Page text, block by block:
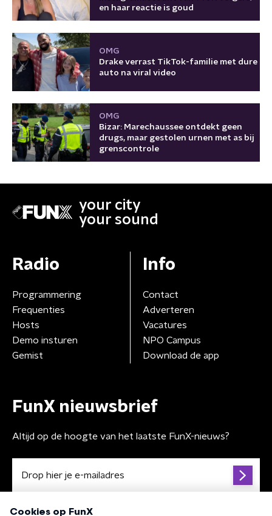
en haar reactie is goud
OMG
Drake verrast TikTok-familie met dure
auto na viral video
OMG
Bizar: Marechaussee ontdekt geen
drugs, maar gestolen urnen met as bij
grenscontrole
your city
your sound
Radio
Programmering
Frequenties
Hosts
Demo insturen
Gemist
Info
Contact
Adverteren
Vacatures
NPO Campus
Download de app
FunX nieuwsbrief
Altijd op de hoogte van het laatste FunX-nieuws?